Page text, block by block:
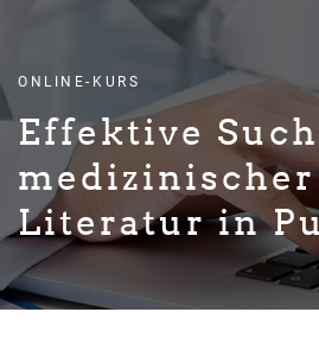
ONLINE-KURS
Effektive
medizinischer
Literatur in